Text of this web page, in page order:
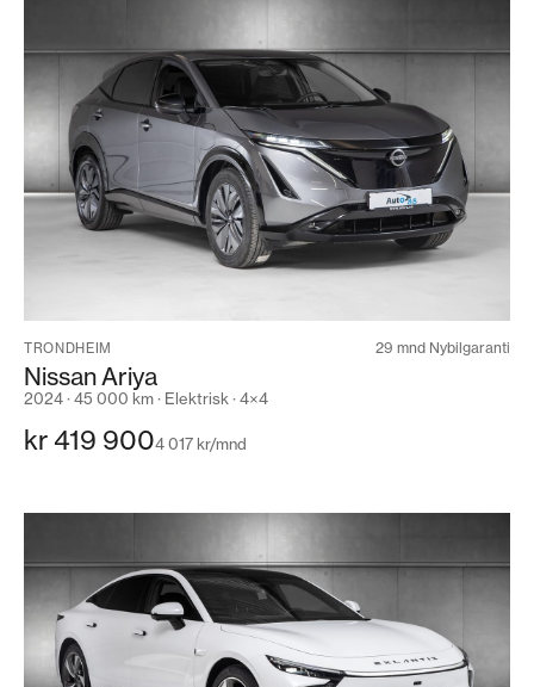
TRONDHEIM 29 mnd Nybilgaranti
Nissan Ariya
2024 · 45 000 km · Elektrisk · 4×4
kr 419 9004 017 kr/mnd